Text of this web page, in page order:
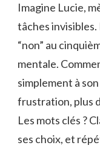
Imagine Lucie,
tâches invisibles.
“non” au
mentale.
simplement à
frustration, plus
Les mots clés ?
ses choix, et